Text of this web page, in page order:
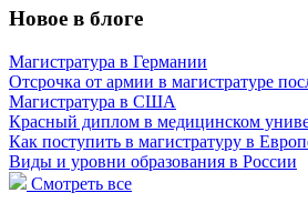
Новое в блоге
Магистратура в Германии
Отсрочка от армии в магистратуре
Магистратура в США
Красный диплом в медицинском
Как поступить в магистратуру в
Виды и уровни образования в России
Смотреть все